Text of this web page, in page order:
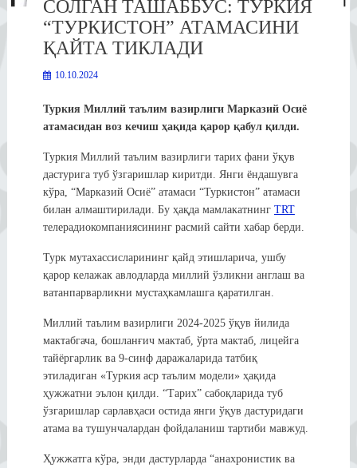
СОЛГАН ТАШАББУС: ТУРКИЯ
“ТУРКИСТОН” АТАМАСИНИ
ҚАЙТА ТИКЛАДИ
10.10.2024
Туркия Миллий таълим вазирлиги Марказий Осиё
атамасидан воз кечиш ҳақида қарор қабул қилди.
Туркия Миллий таълим вазирлиги тарих фани ўқув
дастурига туб ўзгаришлар киритди. Янги ёндашувга
кўра, “Марказий Осиё” атамаси “Туркистон” атамаси
билан алмаштирилади. Бу ҳақда мамлакатнинг TRT
телерадиокомпаниясининг расмий сайти хабар берди.
Турк мутахассисларининг қайд этишларича, ушбу
қарор келажак авлодларда миллий ўзликни англаш ва
ватанпарварликни мустаҳкамлашга қаратилган.
Миллий таълим вазирлиги 2024-2025 ўқув йилида
мактабгача, бошланғич мактаб, ўрта мактаб, лицейга
тайёргарлик ва 9-синф даражаларида татбиқ
этиладиган «Туркия аср таълим модели» ҳақида
ҳужжатни эълон қилди. “Тарих” сабоқларида туб
ўзгаришлар сарлавҳаси остида янги ўқув дастуридаги
атама ва тушунчалардан фойдаланиш тартиби мавжуд.
Ҳужжатга кўра, энди дастурларда “анахронистик ва